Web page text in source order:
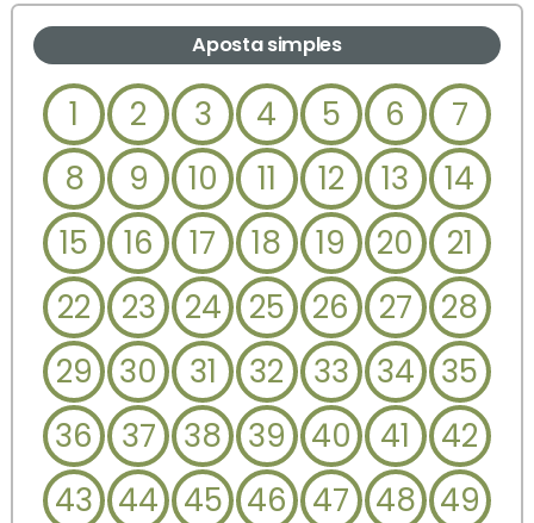
Aposta simples
1 2 3 4 5 6
7
8
9 10 11 12 13
14
15
16 17 18 19 20
21
22
23 24 25 26 27
28
29
30 31 32 33 34
35
36
37 38 39 40 41
42
43
44 45 46 47 48
49